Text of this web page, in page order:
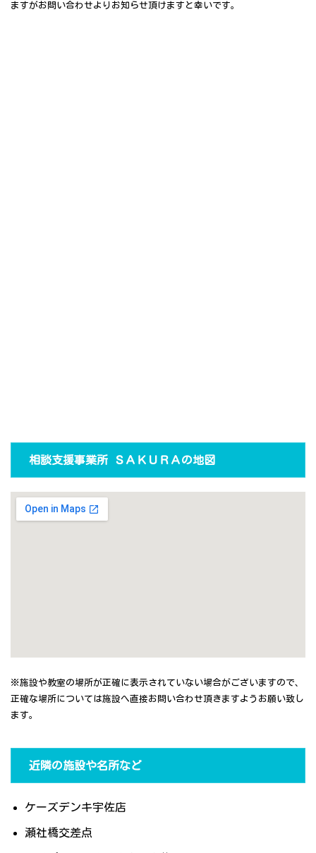
ますがお問い合わせよりお知らせ頂けますと幸いです。
相談支援事業所 ＳＡＫＵＲＡの地図
※施設や教室の場所が正確に表示されていない場合がございますので、
正確な場所については施設へ直接お問い合わせ頂きますようお願い致し
ます。
近隣の施設や名所など
ケーズデンキ宇佐店
瀬社橋交差点